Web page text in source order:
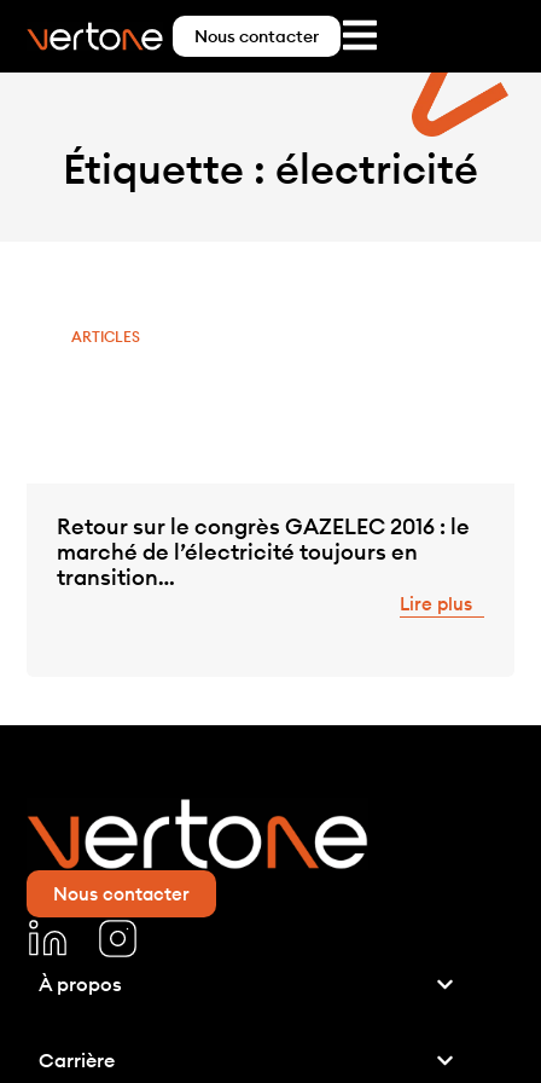
Nous contacter
Étiquette : électricité
ARTICLES
Retour sur le congrès GAZELEC 2016 : le
marché de l’électricité toujours en
transition…
Lire plus
Nous contacter
À propos
Carrière